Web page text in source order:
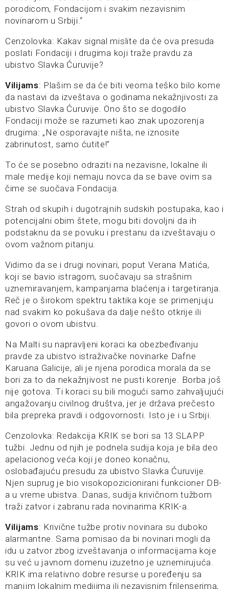
porodicom, Fondacijom i svakim nezavisnim
novinarom u Srbiji.“
Cenzolovka: Kakav signal mislite da će ova presuda
poslati Fondaciji i drugima koji traže pravdu za
ubistvo Slavka Ćuruvije?
Vilijams: Plašim se da će biti veoma teško bilo kome
da nastavi da izveštava o godinama nekažnjivosti za
ubistvo Slavka Ćuruvije. Ono što se dogodilo
Fondaciji može se razumeti kao znak upozorenja
drugima: „Ne osporavajte ništa, ne iznosite
zabrinutost, samo ćutite!”
To će se posebno odraziti na nezavisne, lokalne ili
male medije koji nemaju novca da se bave ovim sa
čime se suočava Fondacija.
Strah od skupih i dugotrajnih sudskih postupaka, kao i
potencijalni obim štete, mogu biti dovoljni da ih
podstaknu da se povuku i prestanu da izveštavaju o
ovom važnom pitanju.
Vidimo da se i drugi novinari, poput Verana Matića,
koji se bavio istragom, suočavaju sa strašnim
uznemiravanjem, kampanjama blaćenja i targetiranja.
Reč je o širokom spektru taktika koje se primenjuju
nad svakim ko pokušava da dalje nešto otkrije ili
govori o ovom ubistvu.
Na Malti su napravljeni koraci ka obezbeđivanju
pravde za ubistvo istraživačke novinarke Dafne
Karuana Galicije, ali je njena porodica morala da se
bori za to da nekažnjivost ne pusti korenje. Borba još
nije gotova. Ti koraci su bili mogući samo zahvaljujući
angažovanju civilnog društva, jer je država prečesto
bila prepreka pravdi i odgovornosti. Isto je i u Srbiji.
Cenzolovka: Redakcija KRIK se bori sa 13 SLAPP
tužbi. Jednu od njih je podnela sudija koja je bila deo
apelacionog veća koji je doneo konačnu,
oslobađajuću presudu za ubistvo Slavka Ćuruvije.
Njen suprug je bio visokopozicionirani funkcioner DB-
a u vreme ubistva. Danas, sudija krivičnom tužbom
traži zatvor i zabranu rada novinarima KRIK-a.
Vilijams: Krivične tužbe protiv novinara su duboko
alarmantne. Sama pomisao da bi novinari mogli da
idu u zatvor zbog izveštavanja o informacijama koje
su već u javnom domenu izuzetno je uznemirujuća.
KRIK ima relativno dobre resurse u poređenju sa
manjim lokalnim medijima ili nezavisnim frilenserima,